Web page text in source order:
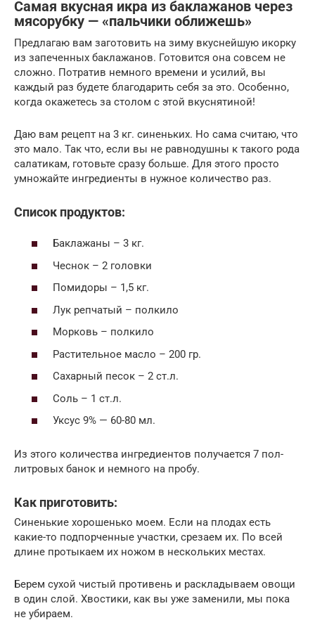
Самая вкусная икра из баклажанов через
мясорубку — «пальчики оближешь»
Предлагаю вам заготовить на зиму вкуснейшую икорку
из запеченных баклажанов. Готовится она совсем не
сложно. Потратив немного времени и усилий, вы
каждый раз будете благодарить себя за это. Особенно,
когда окажетесь за столом с этой вкуснятиной!
Даю вам рецепт на 3 кг. синеньких. Но сама считаю, что
это мало. Так что, если вы не равнодушны к такого рода
салатикам, готовьте сразу больше. Для этого просто
умножайте ингредиенты в нужное количество раз.
Список продуктов:
Баклажаны – 3 кг.
Чеснок – 2 головки
Помидоры – 1,5 кг.
Лук репчатый – полкило
Морковь – полкило
Растительное масло – 200 гр.
Сахарный песок – 2 ст.л.
Соль – 1 ст.л.
Уксус 9% — 60-80 мл.
Из этого количества ингредиентов получается 7 пол-
литровых банок и немного на пробу.
Как приготовить:
Синенькие хорошенько моем. Если на плодах есть
какие-то подпорченные участки, срезаем их. По всей
длине протыкаем их ножом в нескольких местах.
Берем сухой чистый противень и раскладываем овощи
в один слой. Хвостики, как вы уже заменили, мы пока
не убираем.